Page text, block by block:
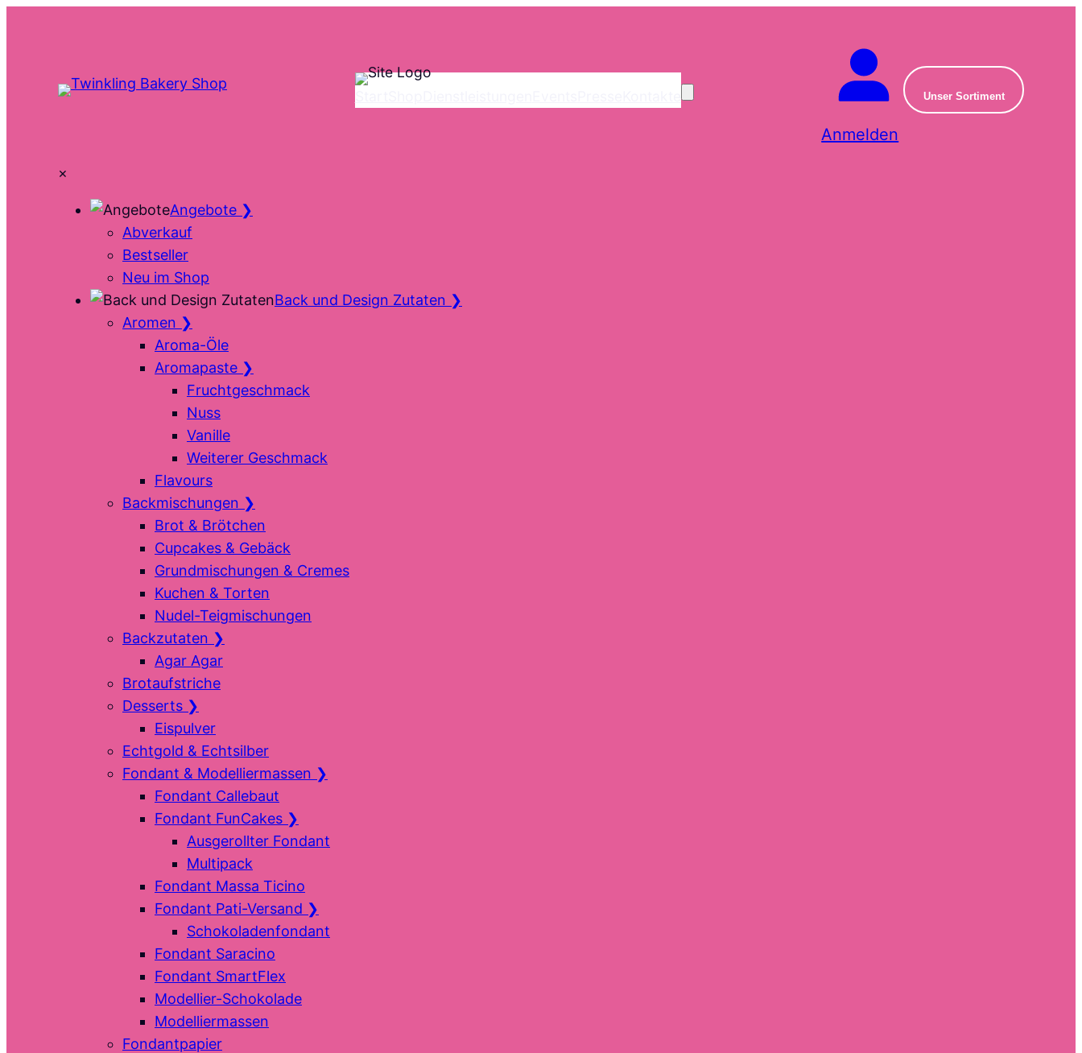
Anmelden
Unser Sortiment
×
Angebote ❯
Abverkauf
Bestseller
Neu im Shop
Back und Design Zutaten ❯
Aromen ❯
Aroma-Öle
Aromapaste ❯
Fruchtgeschmack
Nuss
Vanille
Weiterer Geschmack
Flavours
Backmischungen ❯
Brot & Brötchen
Cupcakes & Gebäck
Grundmischungen & Cremes
Kuchen & Torten
Nudel-Teigmischungen
Backzutaten ❯
Agar Agar
Brotaufstriche
Desserts ❯
Eispulver
Echtgold & Echtsilber
Fondant & Modelliermassen ❯
Fondant Callebaut
Fondant FunCakes ❯
Ausgerollter Fondant
Multipack
Fondant Massa Ticino
Fondant Pati-Versand ❯
Schokoladenfondant
Fondant Saracino
Fondant SmartFlex
Modellier-Schokolade
Modelliermassen
Fondantpapier